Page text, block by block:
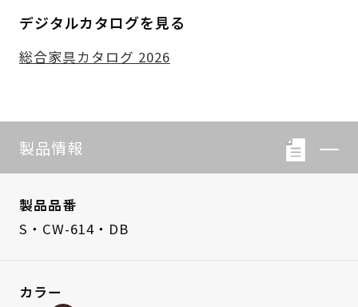
デジタルカタログを見る
総合家具カタログ 2026
製品情報
製品品番
S・CW-614・DB
カラー